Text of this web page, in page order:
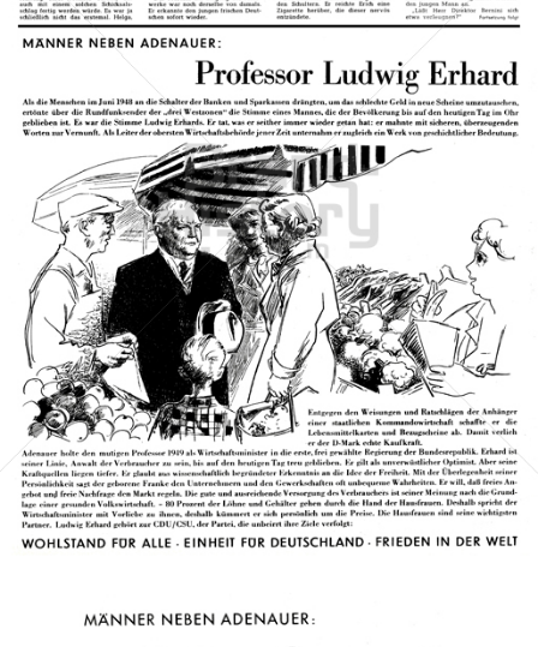
CDU/CSU
CDU Deutschland/Christlich-Soziale Union in Bayern e.V.
1957
Bild-ID: 41814